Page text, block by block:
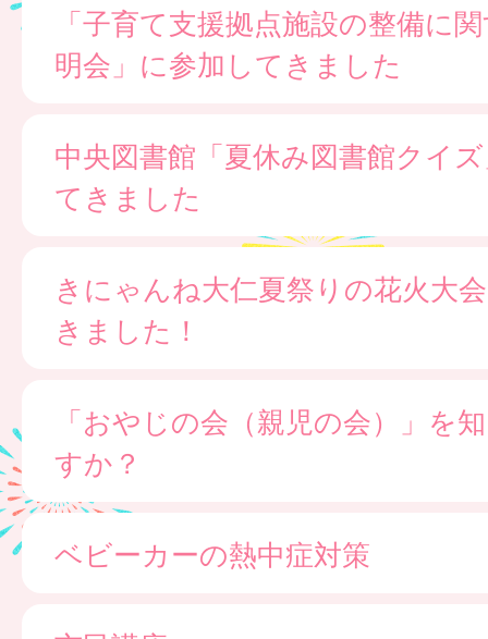
「子育て支援拠点施設の整備に
明会」に参加してきました
中央図書館「夏休み図書館クイ
てきました
きにゃんね大仁夏祭りの花火大
きました！
「おやじの会（親児の会）」を
すか？
ベビーカーの熱中症対策